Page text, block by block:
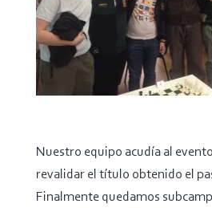
Nuestro equipo acudía al
revalidar el título obtenido el
Finalmente quedamos